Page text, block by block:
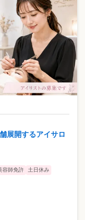
展開するアイサロ
容師免許
土日休み